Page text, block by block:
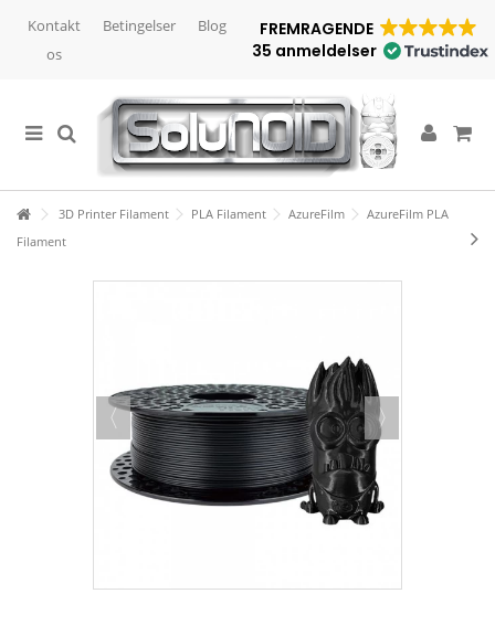
Betingelser Blog
Kontakt
os
FREMRAGENDE
35 anmeldelser
3D Printer Filament PLA Filament AzureFilm
AzureFilm PLA
Filament